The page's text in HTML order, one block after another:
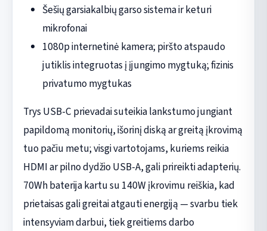
Šešių garsiakalbių garso sistema ir keturi
mikrofonai
1080p internetinė kamera; piršto atspaudo
jutiklis integruotas į įjungimo mygtuką; fizinis
privatumo mygtukas
Trys USB-C prievadai suteikia lankstumo jungiant
papildomą monitorių, išorinį diską ar greitą įkrovimą
tuo pačiu metu; visgi vartotojams, kuriems reikia
HDMI ar pilno dydžio USB-A, gali prireikti adapterių.
70Wh baterija kartu su 140W įkrovimu reiškia, kad
prietaisas gali greitai atgauti energiją — svarbu tiek
intensyviam darbui, tiek greitiems darbo